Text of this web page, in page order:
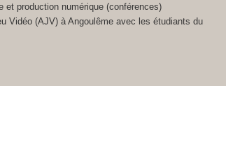
et production numérique (conférences)
Vidéo (AJV) à Angoulême avec les étudiants du